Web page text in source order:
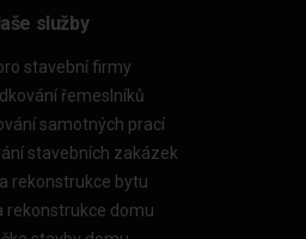
služby
stavební firmy
řemeslníků
samotných prací
stavebních zakázek
rekonstrukce bytu
rekonstrukce domu